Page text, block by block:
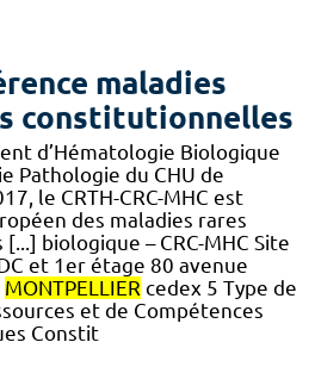
maladies
constitutionnelles
d’Hématologie Biologique
Pathologie du CHU de
le CRTH-CRC-MHC est
des maladies rares
biologique – CRC-MHC Site
et 1er étage 80 avenue
MONTPELLIER cedex 5 Type de
et de Compétences
Constit